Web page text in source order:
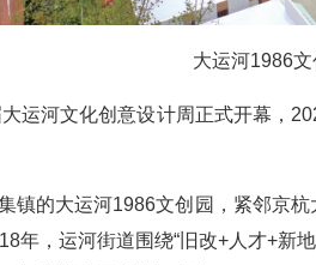
大运河1986
运河文化创意设计周正式开幕，
镇的大运河1986文创园，紧邻京
年，运河街道围绕“旧改+人才+新